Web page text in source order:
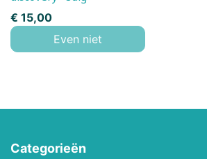
Prijs
€ 15,00
Even niet
Categorieën